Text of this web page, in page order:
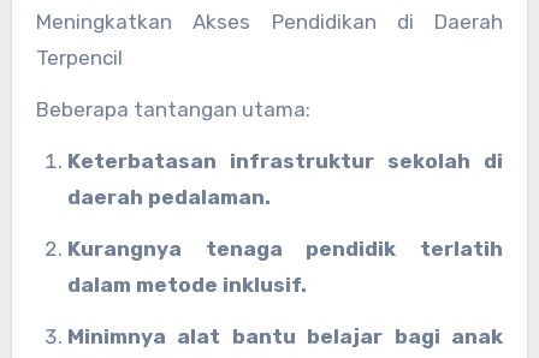
Meningkatkan Akses Pendidikan di Daerah
Terpencil
Beberapa tantangan utama:
Keterbatasan infrastruktur sekolah di
daerah pedalaman.
Kurangnya tenaga pendidik terlatih
dalam metode inklusif.
Minimnya alat bantu belajar bagi anak